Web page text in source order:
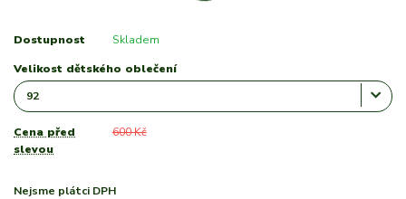
Dostupnost Skladem
Velikost dětského oblečení
Cena před
slevou
600 Kč
Nejsme plátci DPH